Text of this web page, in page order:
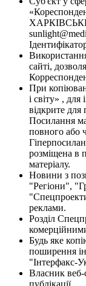
ХАРКІВСЬКЕ
сайті,
При
і світу» ,
відкрите
Посилання
повного або
розміщена в
матеріалу.
Новини з
"Регіони",
реклами.
Розділ
Будь яке
поширення
"Інтерфакс-
Власник веб-
публікації.